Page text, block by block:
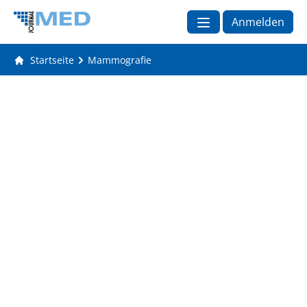
Anmelden
Startseite Mammografie